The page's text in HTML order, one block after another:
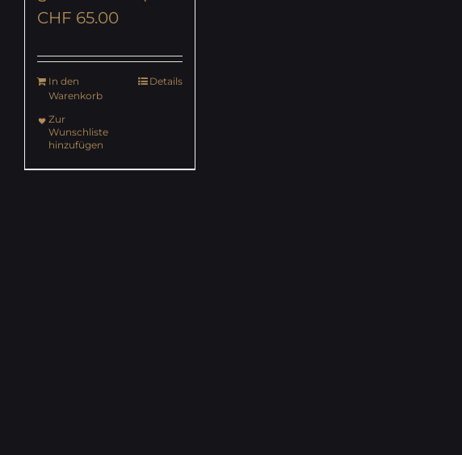
CHF 65.00
In den
Warenkorb
Details
Zur
Wunschliste
hinzufügen